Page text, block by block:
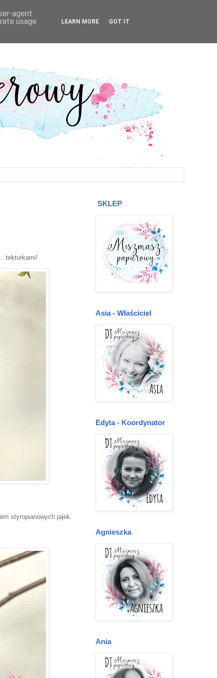
tekturkami!
styropianowych jajek.
SKLEP
Asia - Właściciel
Edyta - Koordynator
Agnieszka
Ania
agent
usage
LEARN MORE GOT IT